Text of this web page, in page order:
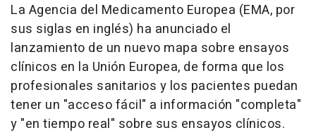
La Agencia del Medicamento Europea (EMA, por
sus siglas en inglés) ha anunciado el
lanzamiento de un nuevo mapa sobre ensayos
clínicos en la Unión Europea, de forma que los
profesionales sanitarios y los pacientes puedan
tener un "acceso fácil" a información "completa"
y "en tiempo real" sobre sus ensayos clínicos.